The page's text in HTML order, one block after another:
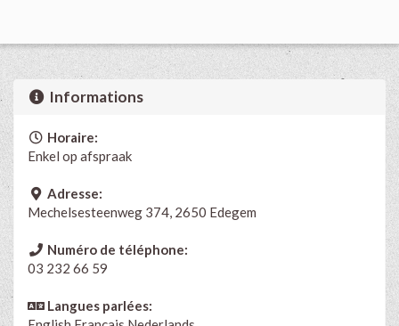
Informations
Horaire:
Enkel op afspraak
Adresse:
Mechelsesteenweg 374, 2650 Edegem
Numéro de téléphone:
03 232 66 59
Langues parlées: